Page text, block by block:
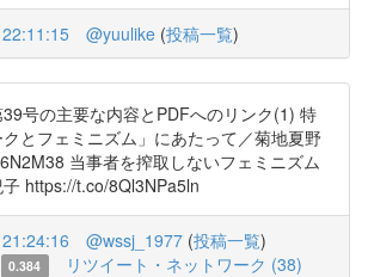
@yuulike (投稿一覧)
39号の主要な内容とPDFへのリンク(1) 特
とフェミニズム」にあたって／菊地夏野
当事者を搾取しないフェミニズム
https://t.co/8Ql3NPa5ln
@wssj_1977 (投稿一覧)
0.384 リツイート・ネットワーク (38)